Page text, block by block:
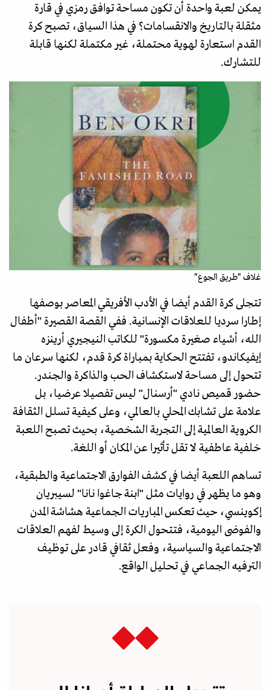
يمكن لعبة واحدة أن تكون مساحة توافق رمزي في قارة
مثقلة بالتاريخ والانقسامات؟ في هذا السياق، تصبح كرة
القدم استعارة لهوية محتملة، غير مكتملة لكنها قابلة
للتشارك.
غلاف "طريق الجوع"
تتجلى كرة القدم أيضا في الأدب الأفريقي المعاصر بوصفها
إطارا سرديا للعلاقات الإنسانية. ففي القصة القصيرة "أطفال
الله، أشياء صغيرة مكسورة" للكاتب النيجيري أرينزه
إيفيكاندو، تفتتح الحكاية بمباراة كرة قدم، لكنها سرعان ما
تتحول إلى مساحة لاستكشاف الحب والذاكرة والجندر.
حضور قميص نادي "أرسنال" ليس تفصيلا عرضيا، بل
علامة على تشابك المحلي بالعالمي، وعلى كيفية تسلل الثقافة
الكروية العالمية إلى التجربة الشخصية، بحيث تصبح اللعبة
خلفية عاطفية لا تقل تأثيرا عن المكان أو اللغة.
تساهم اللعبة أيضا في كشف الفوارق الاجتماعية والطبقية،
وهو ما يظهر في روايات مثل "ابنة جاغوا نانا" لسيبريان
إكوينسي، حيث تعكس المباريات الجماعية هشاشة المدن
والفوضى اليومية، فتتحول الكرة إلى وسيط لفهم العلاقات
الاجتماعية والسياسية، وفعل ثقافي قادر على توظيف
الترفيه الجماعي في تحليل الواقع.